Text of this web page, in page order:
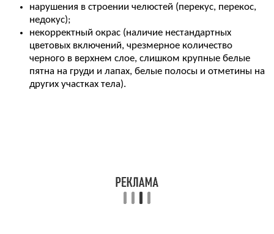
нарушения в строении челюстей (перекус, перекос,
недокус);
некорректный окрас (наличие нестандартных
цветовых включений, чрезмерное количество
черного в верхнем слое, слишком крупные белые
пятна на груди и лапах, белые полосы и отметины на
других участках тела).